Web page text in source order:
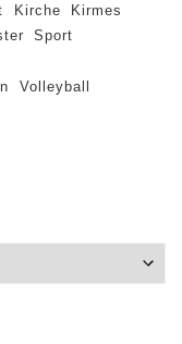
Kirche
Kirmes
Sport
Volleyball